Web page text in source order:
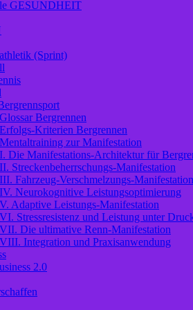
GESUNDHEIT
(Sprint)
Glossar Bergrennen
Erfolgs-Kriterien Bergrennen
Mentaltraining zur Manifestation
I. Die Manifestations-Architektur für
II. Streckenbeherrschungs-Manifestation
III. Fahrzeug-Verschmelzungs-Manifestation
IV. Neurokognitive Leistungsoptimierung
V. Adaptive Leistungs-Manifestation
VI. Stressresistenz und Leistung unter
VII. Die ultimative Renn-Manifestation
VIII. Integration und Praxisanwendung
2.0